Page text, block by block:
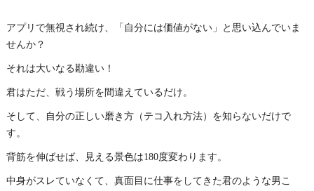
アプリで無視され続け、「自分には価値がない」と思い込んでいま
せんか？
それは大いなる勘違い！
君はただ、戦う場所を間違えているだけ。
そして、自分の正しい磨き方（テコ入れ方法）を知らないだけで
す。
背筋を伸ばせば、見える景色は180度変わります。
中身がスレていなくて、真面目に仕事をしてきた君のような男こ